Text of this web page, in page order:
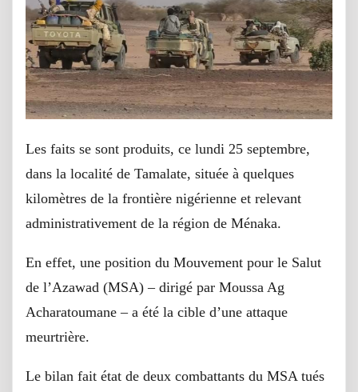
Les faits se sont produits, ce lundi 25 septembre,
dans la localité de Tamalate, située à quelques
kilomètres de la frontière nigérienne et relevant
administrativement de la région de Ménaka.
En effet, une position du Mouvement pour le Salut
de l’Azawad (MSA) – dirigé par Moussa Ag
Acharatoumane – a été la cible d’une attaque
meurtrière.
Le bilan fait état de deux combattants du MSA tués